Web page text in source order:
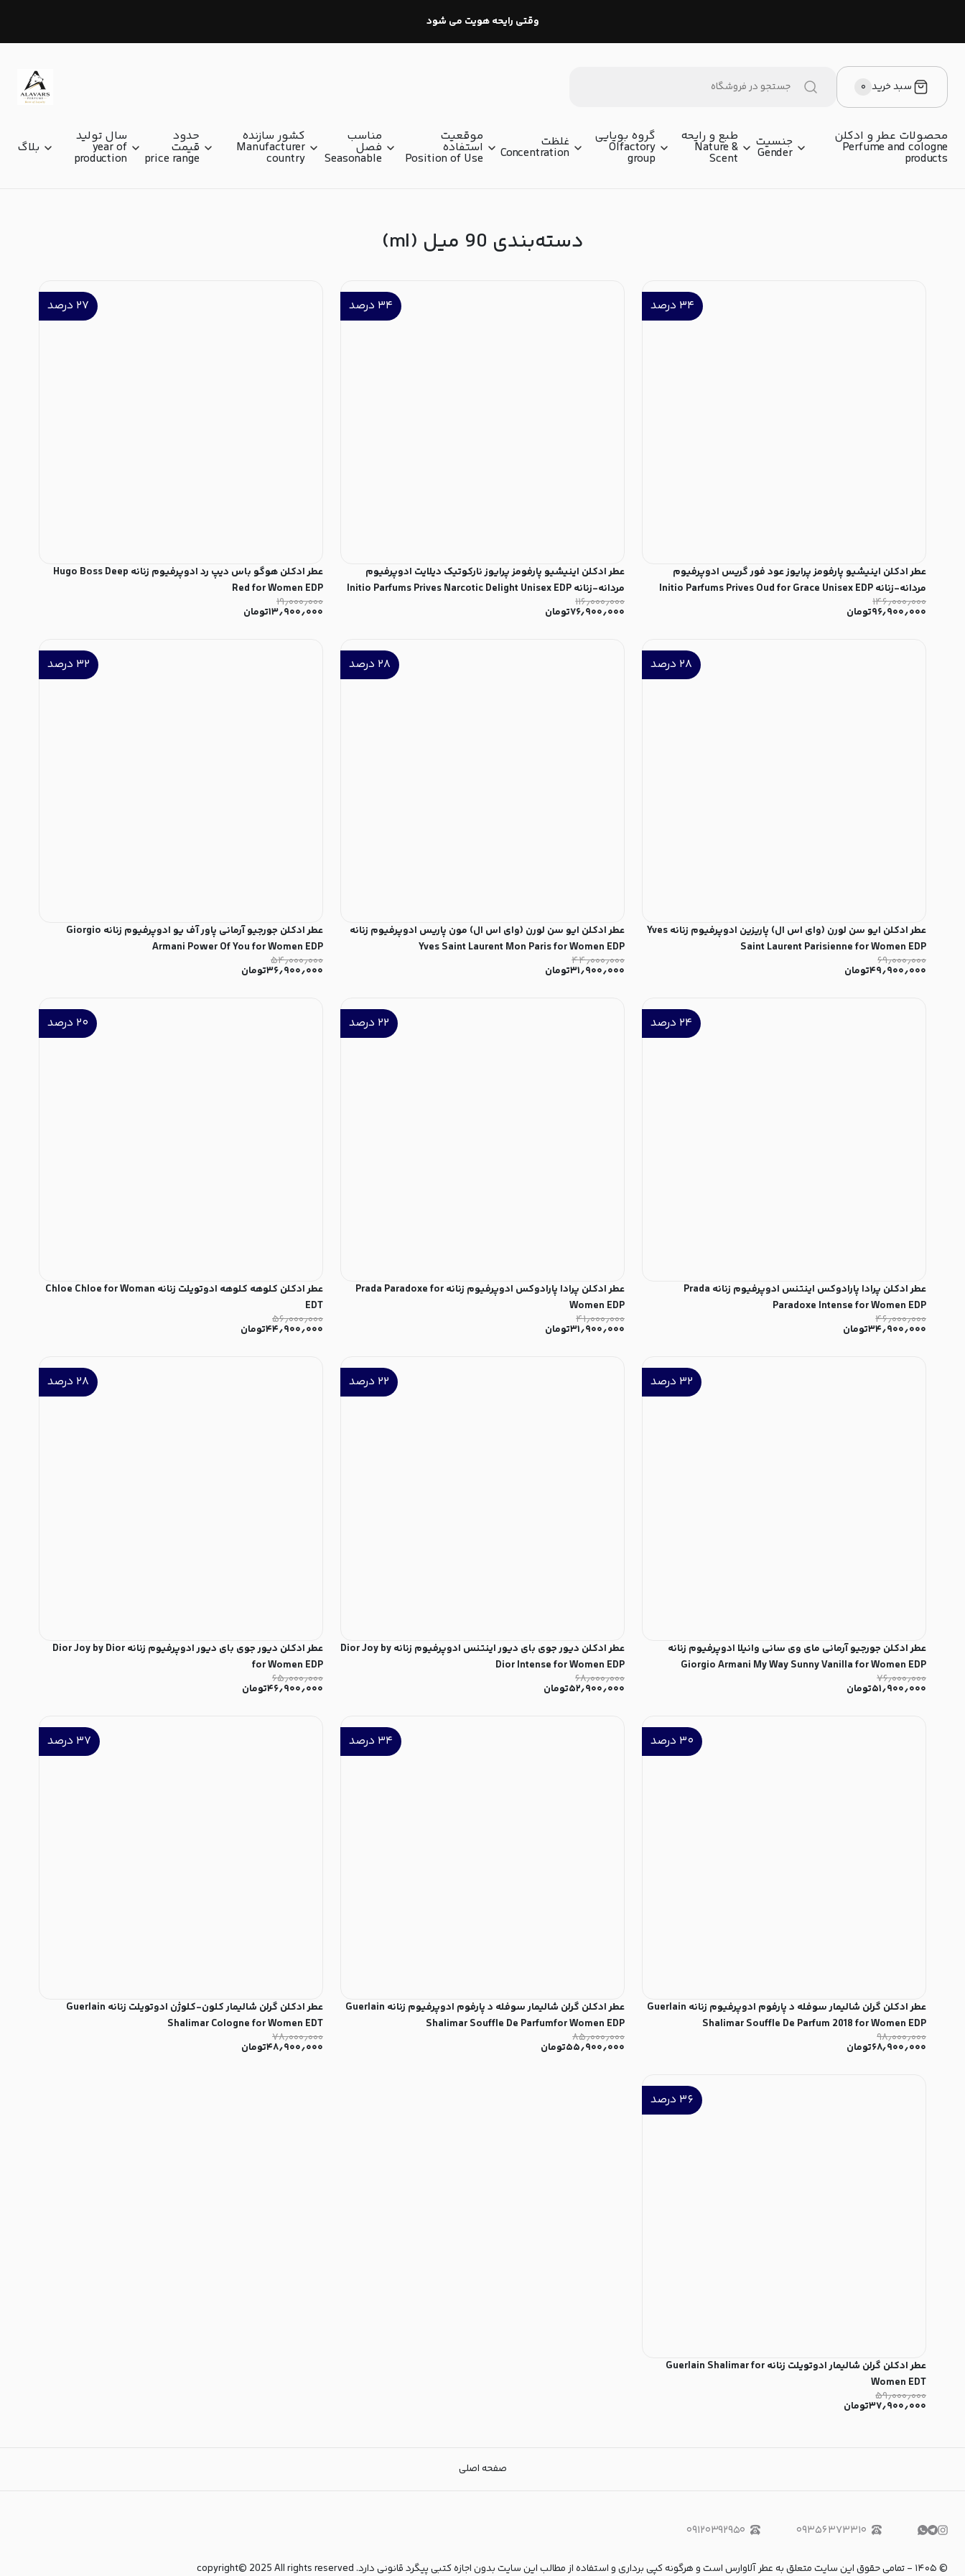
وقتی رایحه هویت می شود
سبد خرید ۰
محصولات عطر و ادکلن
Perfume and cologne
products
جنسیت
Gender
طبع و رایحه
Nature &
Scent
گروه بویایی
Olfactory
group
غلظت
Concentration
موقعیت
استفاده
Position of Use
مناسب
فصل
Seasonable
کشور سازنده
Manufacturer
country
حدود
قیمت
price range
سال تولید
year of
production
بلاگ
دسته‌بندی 90 میل (ml)
۳۴ درصد
عطر ادکلن اینیشیو پارفومز پرایوز عود فور گریس ادوپرفیوم
مردانه-زنانه Initio Parfums Prives Oud for Grace Unisex EDP
۱۴۶٫۰۰۰٫۰۰۰
۹۶٫۹۰۰٫۰۰۰تومان
۳۴ درصد
عطر ادکلن اینیشیو پارفومز پرایوز نارکوتیک دیلایت ادوپرفیوم
مردانه-زنانه Initio Parfums Prives Narcotic Delight Unisex EDP
۱۱۶٫۰۰۰٫۰۰۰
۷۶٫۹۰۰٫۰۰۰تومان
۲۷ درصد
عطر ادکلن هوگو باس دیپ رد ادوپرفیوم زنانه Hugo Boss Deep
Red for Women EDP
۱۹٫۰۰۰٫۰۰۰
۱۳٫۹۰۰٫۰۰۰تومان
۲۸ درصد
عطر ادکلن ایو سن لورن (وای اس ال) پاریزین ادوپرفیوم زنانه Yves
Saint Laurent Parisienne for Women EDP
۶۹٫۰۰۰٫۰۰۰
۴۹٫۹۰۰٫۰۰۰تومان
۲۸ درصد
عطر ادکلن ایو سن لورن (وای اس ال) مون پاریس ادوپرفیوم زنانه
Yves Saint Laurent Mon Paris for Women EDP
۴۴٫۰۰۰٫۰۰۰
۳۱٫۹۰۰٫۰۰۰تومان
۳۲ درصد
عطر ادکلن جورجیو آرمانی پاور آف یو ادوپرفیوم زنانه Giorgio
Armani Power Of You for Women EDP
۵۴٫۰۰۰٫۰۰۰
۳۶٫۹۰۰٫۰۰۰تومان
۲۴ درصد
عطر ادکلن پرادا پارادوکس اینتنس ادوپرفیوم زنانه Prada
Paradoxe Intense for Women EDP
۴۶٫۰۰۰٫۰۰۰
۳۴٫۹۰۰٫۰۰۰تومان
۲۲ درصد
عطر ادکلن پرادا پارادوکس ادوپرفیوم زنانه Prada Paradoxe for
Women EDP
۴۱٫۰۰۰٫۰۰۰
۳۱٫۹۰۰٫۰۰۰تومان
۲۰ درصد
عطر ادکلن کلوهه کلوهه ادوتویلت زنانه Chloe Chloe for Woman
EDT
۵۶٫۰۰۰٫۰۰۰
۴۴٫۹۰۰٫۰۰۰تومان
۳۲ درصد
عطر ادکلن جورجیو آرمانی مای وی سانی وانیلا ادوپرفیوم زنانه
Giorgio Armani My Way Sunny Vanilla for Women EDP
۷۶٫۰۰۰٫۰۰۰
۵۱٫۹۰۰٫۰۰۰تومان
۲۲ درصد
عطر ادکلن دیور جوی بای دیور اینتنس ادوپرفیوم زنانه Dior Joy by
Dior Intense for Women EDP
۶۸٫۰۰۰٫۰۰۰
۵۲٫۹۰۰٫۰۰۰تومان
۲۸ درصد
عطر ادکلن دیور جوی بای دیور ادوپرفیوم زنانه Dior Joy by Dior
for Women EDP
۶۵٫۰۰۰٫۰۰۰
۴۶٫۹۰۰٫۰۰۰تومان
۳۰ درصد
عطر ادکلن گرلن شالیمار سوفله د پارفوم ادوپرفیوم زنانه Guerlain
Shalimar Souffle De Parfum 2018 for Women EDP
۹۸٫۰۰۰٫۰۰۰
۶۸٫۹۰۰٫۰۰۰تومان
۳۴ درصد
عطر ادکلن گرلن شالیمار سوفله د پارفوم ادوپرفیوم زنانه Guerlain
Shalimar Souffle De Parfumfor Women EDP
۸۵٫۰۰۰٫۰۰۰
۵۵٫۹۰۰٫۰۰۰تومان
۳۷ درصد
عطر ادکلن گرلن شالیمار کلون-کلوژن ادوتویلت زنانه Guerlain
Shalimar Cologne for Women EDT
۷۸٫۰۰۰٫۰۰۰
۴۸٫۹۰۰٫۰۰۰تومان
۳۶ درصد
عطر ادکلن گرلن شالیمار ادوتویلت زنانه Guerlain Shalimar for
Women EDT
۵۹٫۰۰۰٫۰۰۰
۳۷٫۹۰۰٫۰۰۰تومان
صفحه اصلی
۰۹۳۵۶۳۷۳۳۱۰ ۰۹۱۲۰۳۹۲۹۵۰
©۱۴۰۵ -تمامی حقوق این سایت متعلق به عطر آلاوارس است و هرگونه کپی برداری و استفاده از مطالب این سایت بدون اجازه کتبی پیگرد قانونی دارد. copyright© 2025 All rights reserved